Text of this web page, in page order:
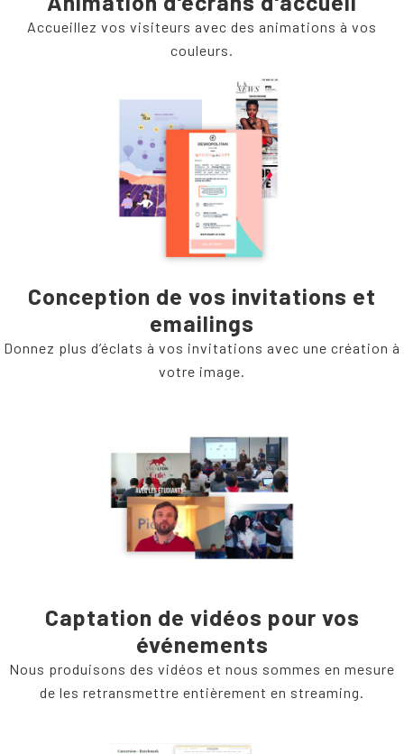
Accueillez vos visiteurs avec des animations à vos
couleurs.
Conception de vos invitations et
emailings
Donnez plus d’éclats à vos invitations avec une création à
votre image.
Captation de vidéos pour vos
événements
Nous produisons des vidéos et nous sommes en mesure
de les retransmettre entièrement en streaming.